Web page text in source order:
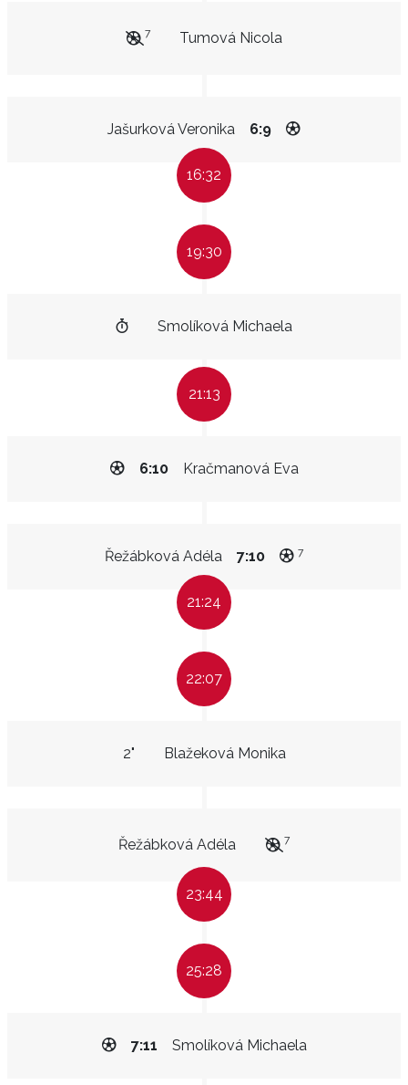
Tumová Nicola
7
Jašurková Veronika 6:9
16:32
19:30
Smolíková Michaela
21:13
Kračmanová Eva
6:10
Řežábková Adéla 7:10 7
21:24
22:07
Blažeková Monika
2"
Řežábková Adéla 7
23:44
25:28
Smolíková Michaela
7:11